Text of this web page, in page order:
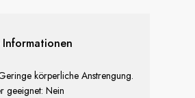
Informationen
körperliche Anstrengung.
geeignet: Nein